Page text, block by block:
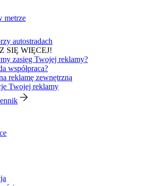
metrze
autostradach
SIĘ WIĘCEJ!
zasięg Twojej reklamy?
współpraca?
reklamę zewnętrzną
Twojej reklamy